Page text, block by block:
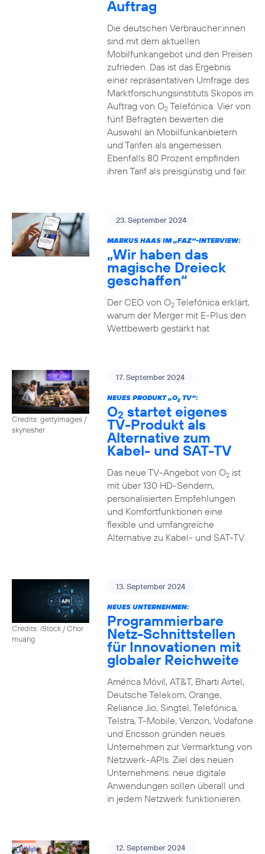
Auftrag
Die deutschen Verbraucher:innen
sind mit dem aktuellen
Mobilfunkangebot und den Preisen
zufrieden. Das ist das Ergebnis
einer repräsentativen Umfrage des
Marktforschungsinstituts Skopos im
Auftrag von O2Telefónica. Vier von
fünf Befragten bewerten die
Auswahl an Mobilfunkanbietern
und Tarifen als angemessen.
Ebenfalls 80 Prozent empfinden
ihren Tarif als preisgünstig und fair.
23. September 2024
MARKUS HAAS IM „FAZ“-INTERVIEW:
„Wir haben das
magische Dreieck
geschaffen“
Der CEO von O2Telefónica erklärt,
warum der Merger mit E-Plus den
Wettbewerb gestärkt hat
Credits: gettyimages /
skynesher
17. September 2024
NEUES PRODUKT „O2TV“:
O2 startet eigenes
TV-Produkt als
Alternative zum
Kabel- und SAT-TV
Das neue TV-Angebot von O2ist
mit über 130 HD-Sendern,
personalisierten Empfehlungen
und Komfortfunktionen eine
flexible und umfangreiche
Alternative zu Kabel- und SAT-TV.
Credits: iStock / Chor
muang
13. September 2024
NEUES UNTERNEHMEN:
Programmierbare
Netz-Schnittstellen
für Innovationen mit
globaler Reichweite
América Móvil, AT&T, Bharti Airtel,
Deutsche Telekom, Orange,
Reliance Jio, Singtel, Telefónica,
Telstra, T-Mobile, Verizon, Vodafone
und Ericsson gründen neues
Unternehmen zur Vermarktung von
Netzwerk-APIs. Ziel des neuen
Unternehmens: neue digitale
Anwendungen sollen überall und
in jedem Netzwerk funktionieren.
12. September 2024